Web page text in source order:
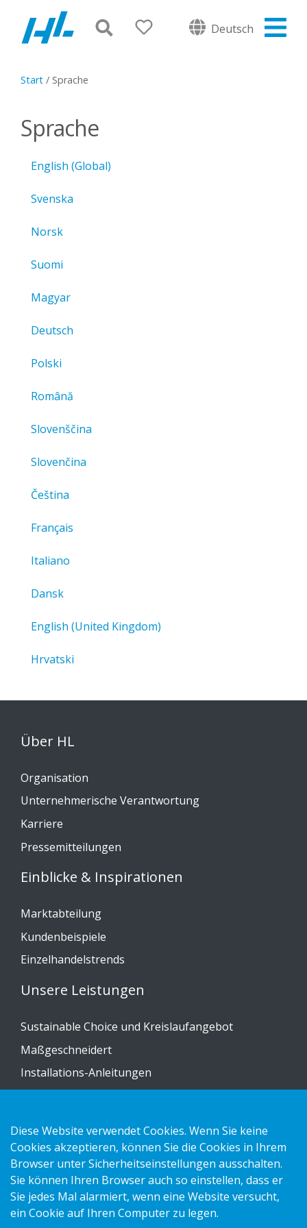
Deutsch
Start / Sprache
Sprache
English (Global)
Svenska
Norsk
Suomi
Magyar
Deutsch
Polski
Română
Slovenščina
Slovenčina
Čeština
Français
Italiano
Dansk
English (United Kingdom)
Hrvatski
Über HL
Organisation
Unternehmerische Verantwortung
Karriere
Pressemitteilungen
Einblicke & Inspirationen
Marktabteilung
Kundenbeispiele
Einzelhandelstrends
Unsere Leistungen
Sustainable Choice und Kreislaufangebot
Maßgeschneidert
Installations-Anleitungen
Kontakt
Datenschutzerklärung
Cookies
Impressum
Diese Website verwendet Cookies. Wenn Sie keine
Cookies akzeptieren, können Sie die Cookies in Ihrem
Browser unter Sicherheitseinstellungen ausschalten.
Sie können Ihren Browser auch so einstellen, dass er
Sie jedes Mal alarmiert, wenn eine Website versucht,
ein Cookie auf Ihren Computer zu legen.